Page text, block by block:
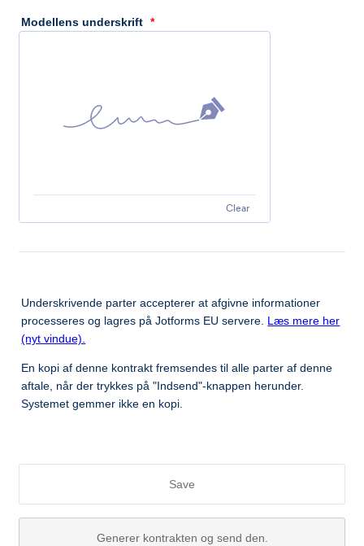
Modellens underskrift *
Clear
Underskrivende parter accepterer at afgivne informationer
processeres og lagres på Jotforms EU servere. Læs mere her
(nyt vindue).
En kopi af denne kontrakt fremsendes til alle parter af denne
aftale, når der trykkes på "Indsend"-knappen herunder.
Systemet gemmer ikke en kopi.
Save
Generer kontrakten og send den.